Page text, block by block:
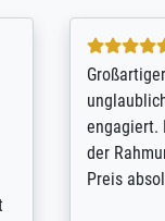
Für ein
Feldpost
Weltkrieg
Ihnen